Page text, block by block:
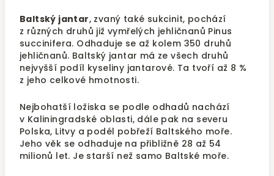
Baltský jantar, zvaný také sukcinit, pochází
z různých druhů již vymřelých jehličnanů Pinus
succinifera. Odhaduje se až kolem 350 druhů
jehličnanů. Baltský jantar má ze všech druhů
nejvyšší podíl kyseliny jantarové. Ta tvoří až 8 %
z jeho celkové hmotnosti.
Nejbohatší ložiska se podle odhadů nachází
v Kaliningradské oblasti, dále pak na severu
Polska, Litvy a podél pobřeží Baltského moře.
Jeho věk se odhaduje na přibližně 28 až 54
milionů let. Je starší než samo Baltské moře.